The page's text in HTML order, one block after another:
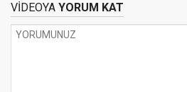
VİDEOYA YORUM KAT